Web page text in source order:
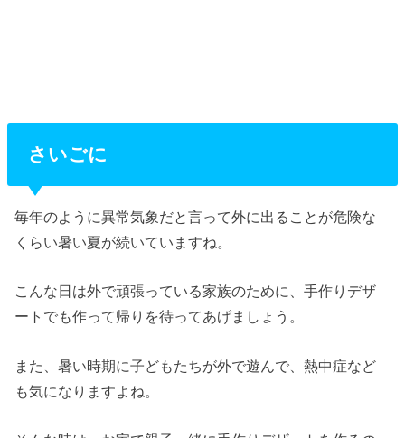
さいごに
毎年のように異常気象だと言って外に出ることが危険な
くらい暑い夏が続いていますね。
こんな日は外で頑張っている家族のために、手作りデザ
ートでも作って帰りを待ってあげましょう。
また、暑い時期に子どもたちが外で遊んで、熱中症など
も気になりますよね。